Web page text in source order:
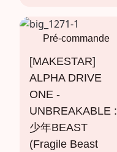
Pré-commande
[MAKESTAR]
ALPHA DRIVE
ONE -
UNBREAKABLE :
少年BEAST
(Fragile Beast